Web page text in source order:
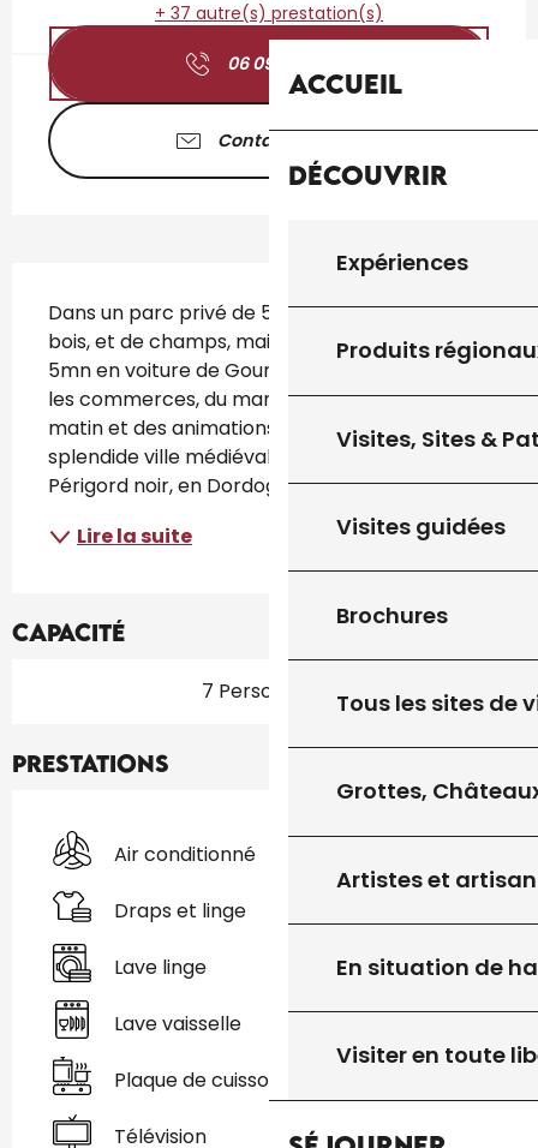
Accueil
Découvrir
Expériences
Produits
Visites, Sites &
Visites guidées
Brochures
Tous les sites de
Grottes,
Artistes et
En situation de
Visiter en toute
+ 37 autre(s) prestation(s)
06 09 22 64
Contactez-nous
Dans un parc privé de 5 000m² de pelouse, de
bois, et de champs, maison en pierre typique à
5mn en voiture de Gourdon qui dispose de tous
les commerces, du marché local le samedi
matin et des animations tout l’été. La
splendide ville médiévale de Sarlat, capitale du
Périgord noir, en Dordogne, est...
Lire la suite
Capacité
7 Personne(s)
Prestations
Air conditionné
Draps et linge
Lave linge
Lave vaisselle
Plaque de cuisson
Télévision